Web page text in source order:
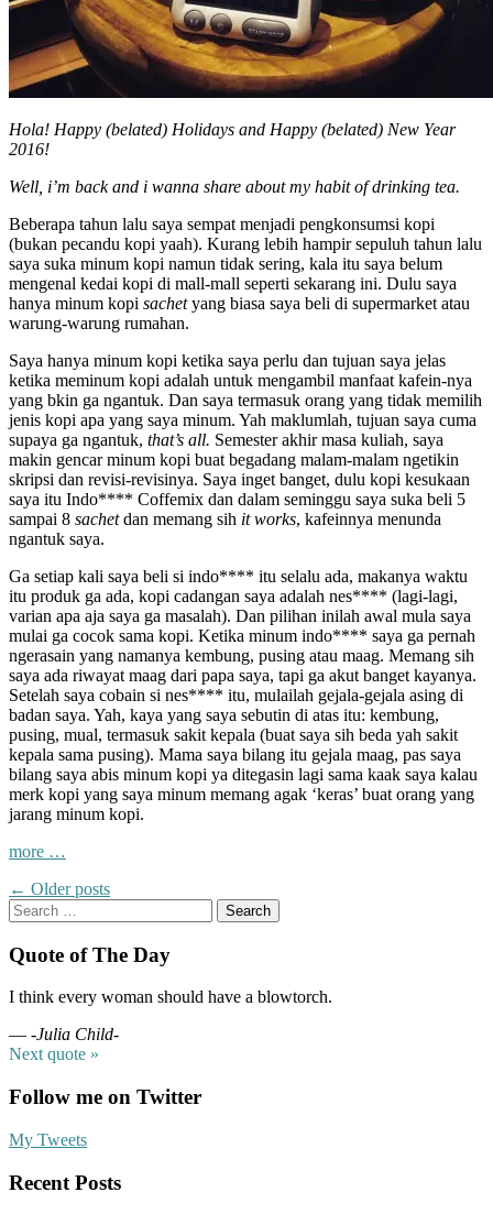
Hola! Happy (belated) Holidays and Happy (belated) New Year
2016!
Well, i’m back and i wanna share about my habit of drinking tea.
Beberapa tahun lalu saya sempat menjadi pengkonsumsi kopi
(bukan pecandu kopi yaah). Kurang lebih hampir sepuluh tahun lalu
saya suka minum kopi namun tidak sering, kala itu saya belum
mengenal kedai kopi di mall-mall seperti sekarang ini. Dulu saya
hanya minum kopi sachetyang biasa saya beli di supermarket atau
warung-warung rumahan.
Saya hanya minum kopi ketika saya perlu dan tujuan saya jelas
ketika meminum kopi adalah untuk mengambil manfaat kafein-nya
yang bkin ga ngantuk. Dan saya termasuk orang yang tidak memilih
jenis kopi apa yang saya minum. Yah maklumlah, tujuan saya cuma
supaya ga ngantuk, that’s all. Semester akhir masa kuliah, saya
makin gencar minum kopi buat begadang malam-malam ngetikin
skripsi dan revisi-revisinya. Saya inget banget, dulu kopi kesukaan
saya itu Indo**** Coffemix dan dalam seminggu saya suka beli 5
sampai 8 sachetdan memang sih it works, kafeinnya menunda
ngantuk saya.
Ga setiap kali saya beli si indo**** itu selalu ada, makanya waktu
itu produk ga ada, kopi cadangan saya adalah nes**** (lagi-lagi,
varian apa aja saya ga masalah). Dan pilihan inilah awal mula saya
mulai ga cocok sama kopi. Ketika minum indo**** saya ga pernah
ngerasain yang namanya kembung, pusing atau maag. Memang sih
saya ada riwayat maag dari papa saya, tapi ga akut banget kayanya.
Setelah saya cobain si nes**** itu, mulailah gejala-gejala asing di
badan saya. Yah, kaya yang saya sebutin di atas itu: kembung,
pusing, mual, termasuk sakit kepala (buat saya sih beda yah sakit
kepala sama pusing). Mama saya bilang itu gejala maag, pas saya
bilang saya abis minum kopi ya ditegasin lagi sama kaak saya kalau
merk kopi yang saya minum memang agak ‘keras’ buat orang yang
jarang minum kopi.
more
My
Tea”
…
Posts
navigation
← Older posts
Search
for:
Quote of The Day
I think every woman should have a blowtorch.
— -Julia Child-
Next quote »
Follow me on Twitter
My Tweets
Recent Posts